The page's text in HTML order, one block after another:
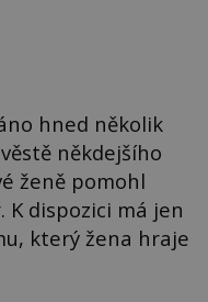
hned několik
někdejšího
ženě pomohl
dispozici má jen
který žena hraje